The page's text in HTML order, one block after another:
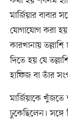
মার্জিয়ার
যোগাযোগ করা
কারখানায়
দিতে হয় যে
হাফিজ বা তাঁর
মার্জিয়াকে
ঢুকেছিলেন। সঙ্গে